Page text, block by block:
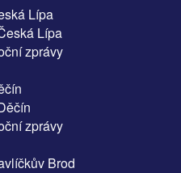
Lípa
Lípa
zprávy
zprávy
Brod